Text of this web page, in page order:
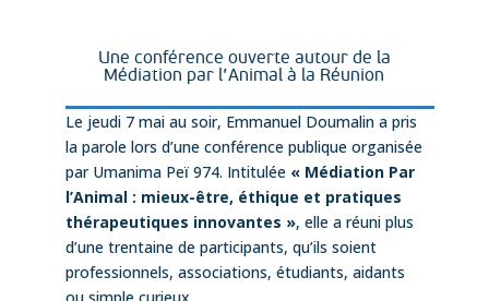
Une conférence ouverte autour de la
Médiation par l’Animal à la Réunion
Le jeudi 7 mai au soir, Emmanuel Doumalin a pris
la parole lors d’une conférence publique organisée
par Umanima Peï 974. Intitulée « Médiation Par
l’Animal : mieux-être, éthique et pratiques
thérapeutiques innovantes », elle a réuni plus
d’une trentaine de participants, qu’ils soient
professionnels, associations, étudiants, aidants
ou simple curieux.